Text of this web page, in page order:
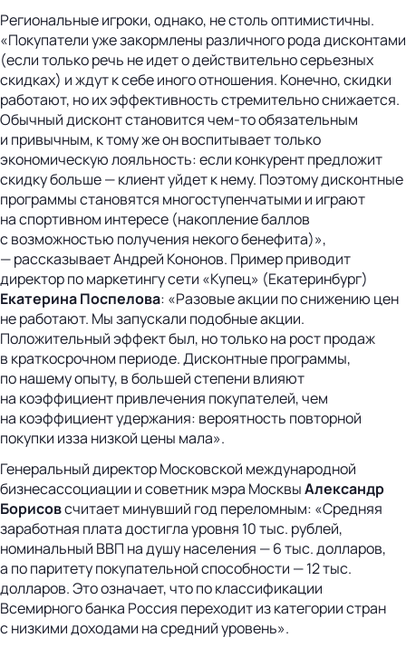
Региональные игроки, однако, не столь оптимистичны.
«Покупатели уже закормлены различного рода дисконтами
(если только речь не идет о действительно серьезных
скидках) и ждут к себе иного отношения. Конечно, скидки
работают, но их эффективность стремительно снижается.
Обычный дисконт становится чем-то обязательным
и привычным, к тому же он воспитывает только
экономическую лояльность: если конкурент предложит
скидку больше — клиент уйдет к нему. Поэтому дисконтные
программы становятся многоступенчатыми и играют
на спортивном интересе (накопление баллов
с возможностью получения некого бенефита)»,
— рассказывает Андрей Кононов. Пример приводит
директор по маркетингу сети «Купец» (Екатеринбург)
Екатерина Поспелова: «Разовые акции по снижению цен
не работают. Мы запускали подобные акции.
Положительный эффект был, но только на рост продаж
в краткосрочном периоде. Дисконтные программы,
по нашему опыту, в большей степени влияют
на коэффициент привлечения покупателей, чем
на коэффициент удержания: вероятность повторной
покупки изза низкой цены мала».
Генеральный директор Московской международной
бизнесассоциации и советник мэра МосквыАлександр
Борисовсчитает минувший год переломным: «Средняя
заработная плата достигла уровня 10 тыс. рублей,
номинальный ВВП на душу населения — 6 тыс. долларов,
а по паритету покупательной способности — 12 тыс.
долларов. Это означает, что по классификации
Всемирного банка Россия переходит из категории стран
с низкими доходами на средний уровень».